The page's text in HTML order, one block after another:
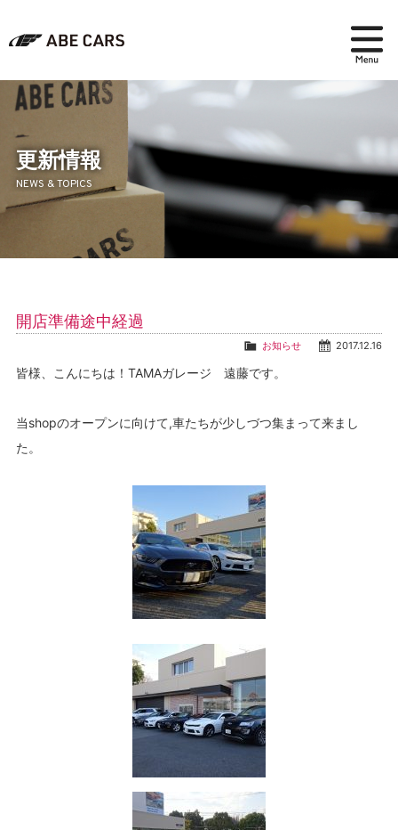
在庫検索
パーツ＆アクセサリー
アフターセールス
採用情報
更新情報
NEWS & TOPICS
開店準備途中経過
2017.12.16
お知らせ
皆様、こんにちは！TAMAガレージ 遠藤です。
当shopのオープンに向けて,車たちが少しづつ集まって来まし
た。